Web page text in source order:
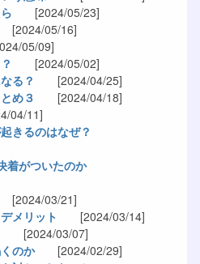
[2024/05/23]
05/16]
05/09]
[2024/05/02]
る？
[2024/04/25]
め３ [2024/04/18]
11]
きるのはなぜ？
着がついたのか
03/21]
メリット [2024/03/14]
[2024/03/07]
のか[2024/02/29]